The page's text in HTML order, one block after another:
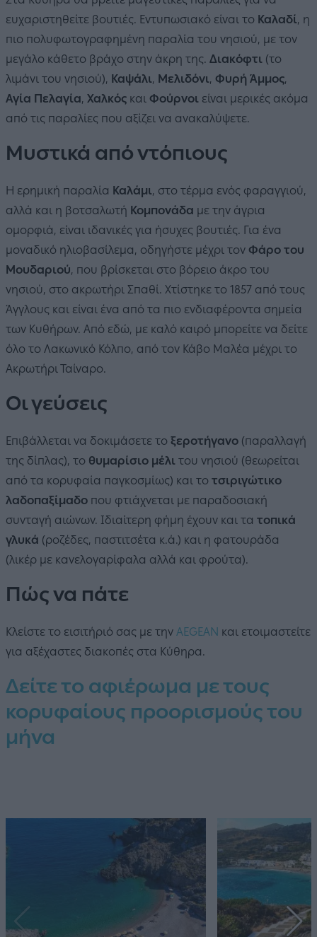
ευχαριστηθείτε βουτιές. Εντυπωσιακό είναι το Καλαδί, η
πιο πολυφωτογραφημένη παραλία του νησιού, με τον
μεγάλο κάθετο βράχο στην άκρη της. Διακόφτι (το
λιμάνι του νησιού), Καψάλι, Μελιδόνι, Φυρή Άμμος,
Αγία Πελαγία, Χαλκός και Φούρνοι είναι μερικές ακόμα
από τις παραλίες που αξίζει να ανακαλύψετε.
Μυστικά από ντόπιους
Η ερημική παραλία Καλάμι, στο τέρμα ενός φαραγγιού,
αλλά και η βοτσαλωτή Κομπονάδα με την άγρια
ομορφιά, είναι ιδανικές για ήσυχες βουτιές. Για ένα
μοναδικό ηλιοβασίλεμα, οδηγήστε μέχρι τον Φάρο του
Μουδαριού, που βρίσκεται στο βόρειο άκρο του
νησιού, στο ακρωτήρι Σπαθί. Χτίστηκε το 1857 από τους
Άγγλους και είναι ένα από τα πιο ενδιαφέροντα σημεία
των Κυθήρων. Από εδώ, με καλό καιρό μπορείτε να δείτε
όλο το Λακωνικό Κόλπο, από τον Κάβο Μαλέα μέχρι το
Ακρωτήρι Ταίναρο.
Οι γεύσεις
Επιβάλλεται να δοκιμάσετε το ξεροτήγανο (παραλλαγή
της δίπλας), το θυμαρίσιο μέλι του νησιού (θεωρείται
από τα κορυφαία παγκοσμίως) και το τσιριγώτικο
λαδοπαξίμαδο που φτιάχνεται με παραδοσιακή
συνταγή αιώνων. Ιδιαίτερη φήμη έχουν και τα τοπικά
γλυκά (ροζέδες, παστιτσέτα κ.ά.) και η φατουράδα
(λικέρ με κανελογαρίφαλα αλλά και φρούτα).
Πώς να πάτε
Κλείστε το εισιτήριό σας με την AEGEAN και ετοιμαστείτε
για αξέχαστες διακοπές στα Κύθηρα.
Δείτε το αφιέρωμα με τους
κορυφαίους προορισμούς του
μήνα